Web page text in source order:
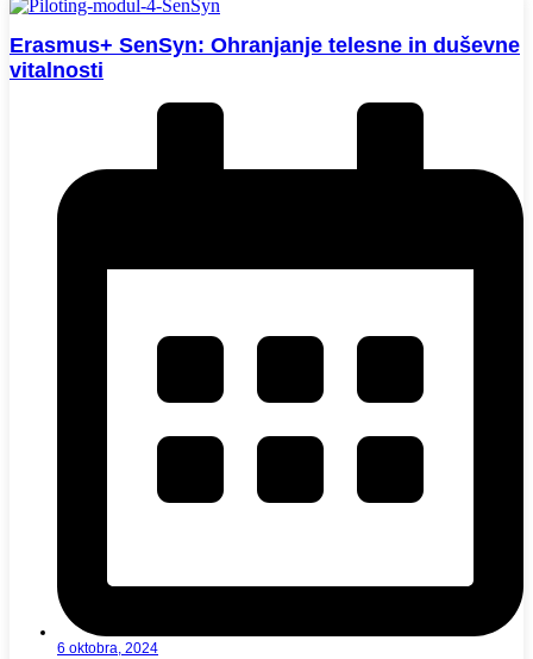
Erasmus+ SenSyn: Ohranjanje telesne in duševne
vitalnosti
6 oktobra, 2024